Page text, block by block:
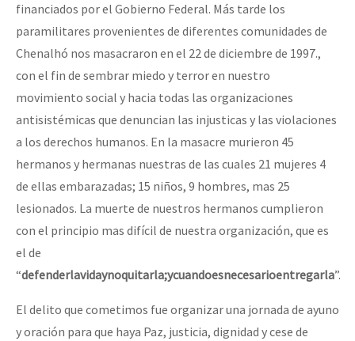
financiados por el Gobierno Federal. Más tarde los
paramilitares provenientes de diferentes comunidades de
Chenalhó nos masacraron en el 22 de diciembre de 1997.,
con el fin de sembrar miedo y terror en nuestro
movimiento social y hacia todas las organizaciones
antisistémicas que denuncian las injusticas y las violaciones
a los derechos humanos. En la masacre murieron 45
hermanos y hermanas nuestras de las cuales 21 mujeres 4
de ellas embarazadas; 15 niños, 9 hombres, mas 25
lesionados. La muerte de nuestros hermanos cumplieron
con el principio mas difícil de nuestra organización, que es
el de
“defenderlavidaynoquitarla;ycuandoesnecesarioentregarla”.
El delito que cometimos fue organizar una jornada de ayuno
y oración para que haya Paz, justicia, dignidad y cese de